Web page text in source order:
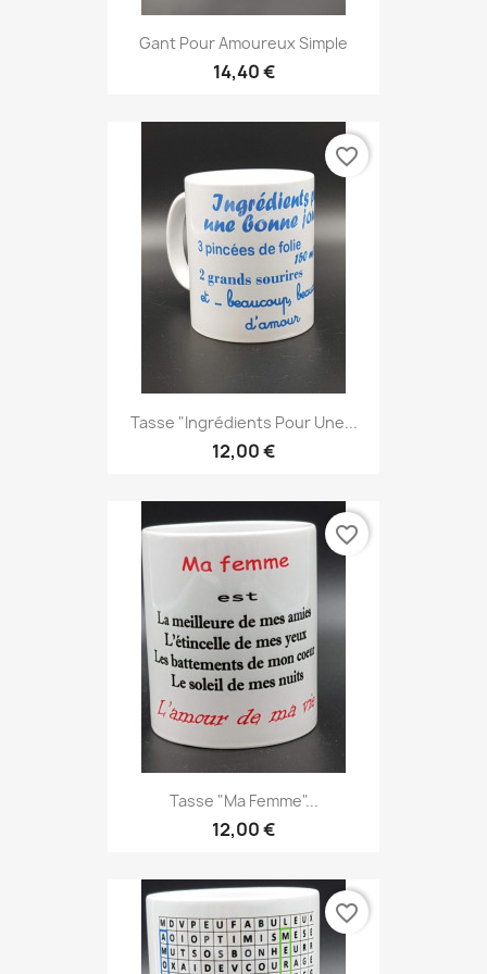
Gant Pour Amoureux Simple
14,40 €
Tasse "Ingrédients Pour Une...
12,00 €
favorite_border
Tasse "ma Femme"...
12,00 €
favorite_border
favorite_border